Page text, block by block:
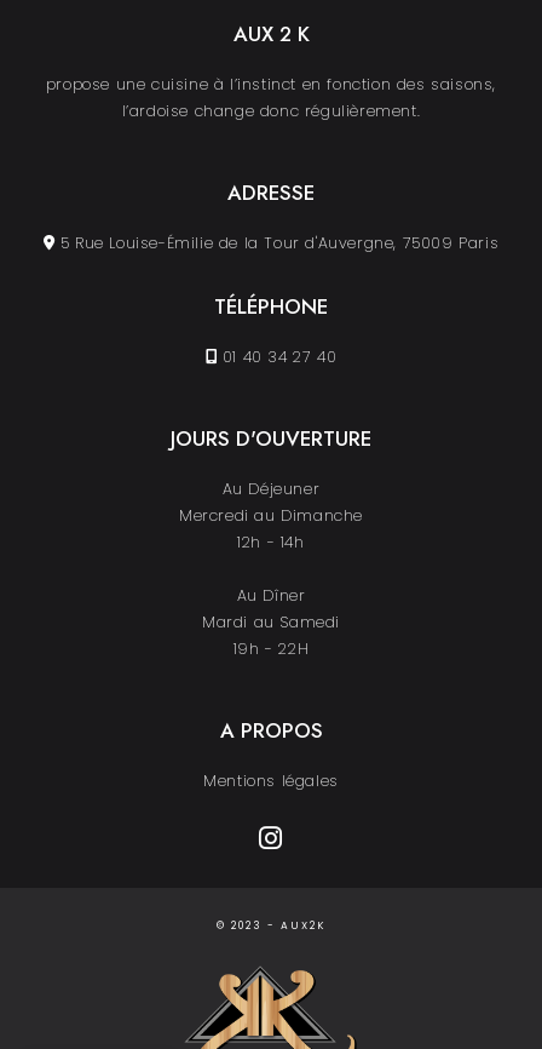
AUX 2 K
propose une cuisine à l’instinct en fonction des saisons,
l’ardoise change donc régulièrement.
ADRESSE
5 Rue Louise-Émilie de la Tour d'Auvergne, 75009 Paris
TÉLÉPHONE
01 40 34 27 40
JOURS D'OUVERTURE
Au Déjeuner
Mercredi au Dimanche
12h - 14h
Au Dîner
Mardi au Samedi
19h - 22H
A PROPOS
Mentions légales
© 2023 - AUX2K